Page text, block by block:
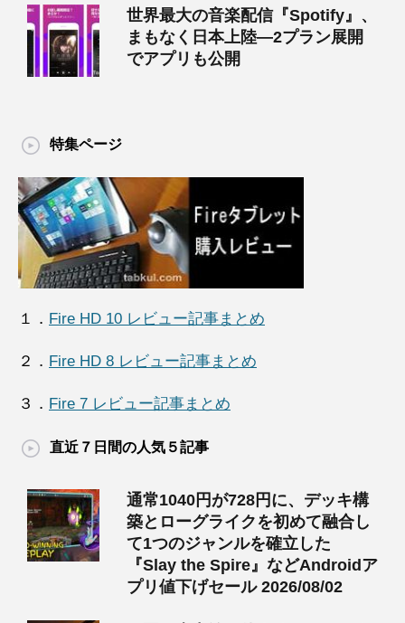
世界最大の音楽配信『Spotify』、
まもなく日本上陸―2プラン展開
でアプリも公開
特集ページ
１． Fire HD 10 レビュー記事まとめ
２． Fire HD 8 レビュー記事まとめ
３． Fire 7 レビュー記事まとめ
直近７日間の人気５記事
通常1040円が728円に、デッキ構
築とローグライクを初めて融合し
て1つのジャンルを確立した
『Slay the Spire』などAndroidア
プリ値下げセール 2026/08/02